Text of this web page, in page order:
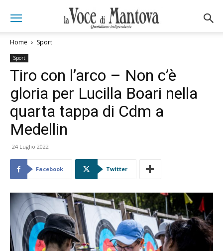
Home Sport
Sport
Tiro con l’arco – Non c’è
gloria per Lucilla Boari nella
quarta tappa di Cdm a
Medellin
24 Luglio 2022
Facebook Twitter